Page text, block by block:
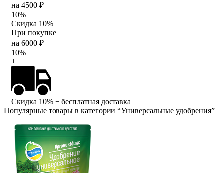
на 4500 ₽
10%
Скидка 10%
При покупке
на 6000 ₽
10%
+
Скидка 10% + бесплатная доставка
Популярные товары в категории “Универсальные удобрения”